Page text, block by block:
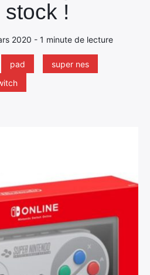
!
2020 - 1 minute de lecture
pad
super nes